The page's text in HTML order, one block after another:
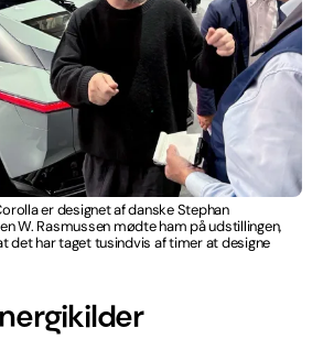
er designet af danske Stephan
W. Rasmussen mødte ham på udstillingen,
det har taget tusindvis af timer at designe